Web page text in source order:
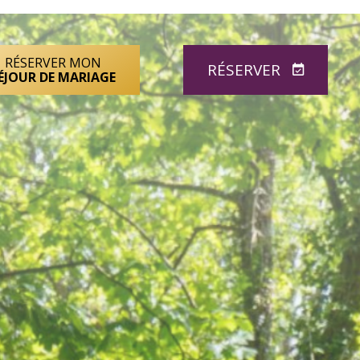
RÉSERVER MON
DE MARIAGE
RÉSERVER